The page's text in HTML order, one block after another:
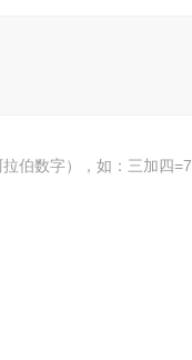
伯数字），如：三加四=7